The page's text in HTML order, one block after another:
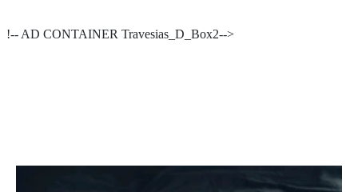
!-- AD CONTAINER Travesias_D_Box2-->